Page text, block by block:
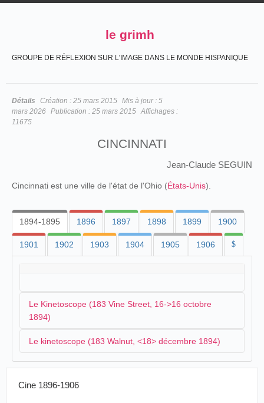
le grimh
GROUPE DE RÉFLEXION SUR L'IMAGE DANS LE MONDE HISPANIQUE
Détails Création : 25 mars 2015 Mis à jour : 5
mars 2026 Publication : 25 mars 2015 Affichages :
11675
CINCINNATI
Jean-Claude SEGUIN
Cincinnati est une ville de l'état de l'Ohio (États-Unis).
1894-1895 1896 1897 1898 1899 1900
1901 1902 1903 1904 1905 1906 $
Le Kinetoscope (183 Vine Street, 16->16 octobre
1894)
The kinetoscope, the newest fruit of Edison's
placed on exhibition Tuesday evening in the
Le kinetoscope (183 Walnut, <18> décembre 1894)
Cine 1896-1906